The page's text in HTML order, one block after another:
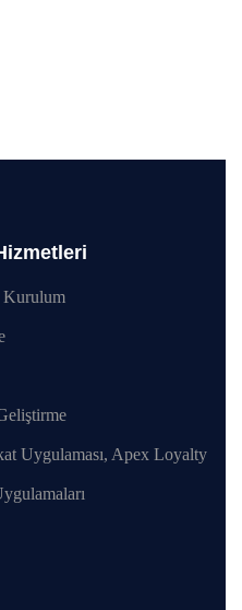
Kurulum
Uygulaması, Apex Loyalty